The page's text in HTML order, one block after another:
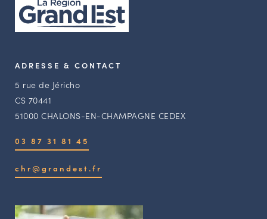
ADRESSE & CONTACT
5 rue de Jéricho
CS 70441
51000 CHALONS-EN-CHAMPAGNE CEDEX
03 87 31 81 45
chr@grandest.fr